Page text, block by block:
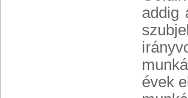
addig
évek